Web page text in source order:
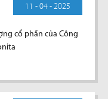
11 - 04 - 2025
cổ phần của Công